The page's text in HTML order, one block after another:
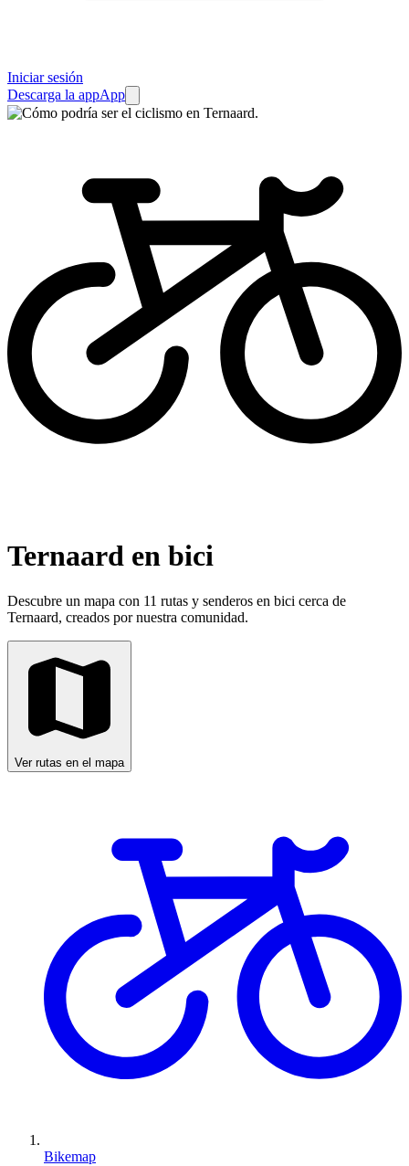
Iniciar sesión
Descarga la appApp
Ternaard en bici
Descubre un mapa con 11 rutas y senderos en bici cerca de
Ternaard, creados por nuestra comunidad.
Ver rutas en el mapa
Bikemap